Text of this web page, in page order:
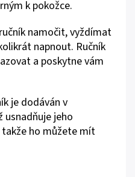
k pokožce.
namočit, vyždímat
napnout. Ručník
a poskytne vám
je dodáván v
usnadňuje jeho
takže ho můžete mít